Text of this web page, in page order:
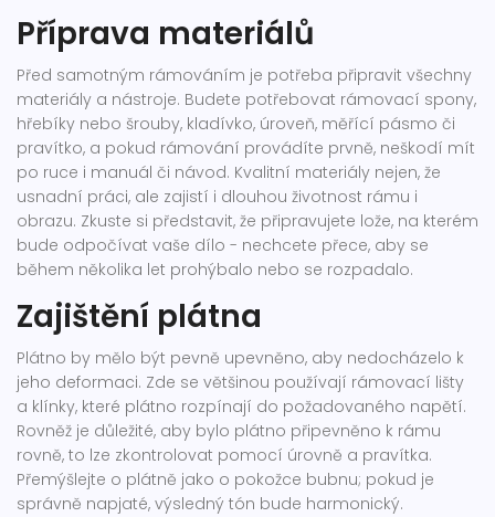
Příprava materiálů
Před samotným rámováním je potřeba připravit všechny
materiály a nástroje. Budete potřebovat rámovací spony,
hřebíky nebo šrouby, kladívko, úroveň, měřící pásmo či
pravítko, a pokud rámování provádíte prvně, neškodí mít
po ruce i manuál či návod. Kvalitní materiály nejen, že
usnadní práci, ale zajistí i dlouhou životnost rámu i
obrazu. Zkuste si představit, že připravujete lože, na kterém
bude odpočívat vaše dílo - nechcete přece, aby se
během několika let prohýbalo nebo se rozpadalo.
Zajištění plátna
Plátno by mělo být pevně upevněno, aby nedocházelo k
jeho deformaci. Zde se většinou používají rámovací lišty
a klínky, které plátno rozpínají do požadovaného napětí.
Rovněž je důležité, aby bylo plátno připevněno k rámu
rovně, to lze zkontrolovat pomocí úrovně a pravítka.
Přemýšlejte o plátně jako o pokožce bubnu; pokud je
správně napjaté, výsledný tón bude harmonický.